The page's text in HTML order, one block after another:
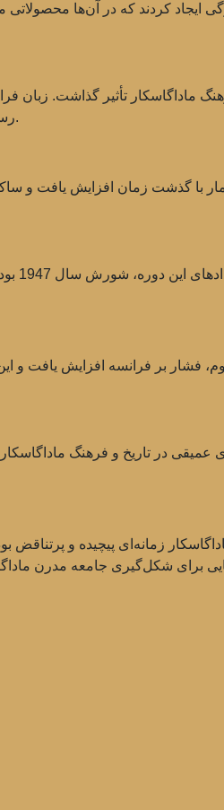
ایجاد کردند که در آن‌ها محصولاتی
ماداگاسکار تأثیر گذاشت. زبان
رسوم محلی و دین تحت تأثیر فرهنگ اروپایی قرار گرفتند، که منجر به ترکیب و شکل‌گیری اشکال فرهنگی جدید شد.
عمیقی در تاریخ و فرهنگ
زمانه‌ای پیچیده و